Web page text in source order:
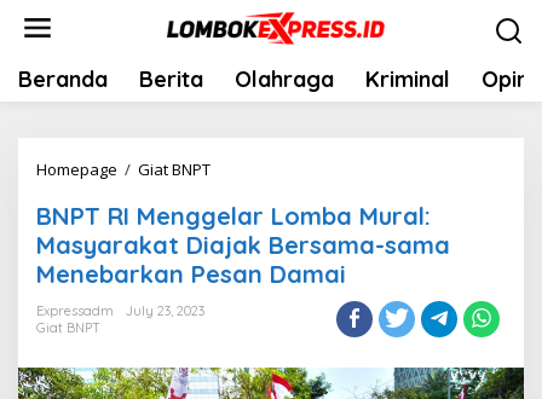
Skip
content
Beranda Berita Olahraga Kriminal Opini
Homepage / Giat BNPTBNPT
Menggelar
Lomba
Mural:
Bersama-
sama
BNPT RI Menggelar Lomba Mural:
Masyarakat Diajak Bersama-sama
Menebarkan Pesan Damai
Expressadm
July 23, 2023
Giat BNPT